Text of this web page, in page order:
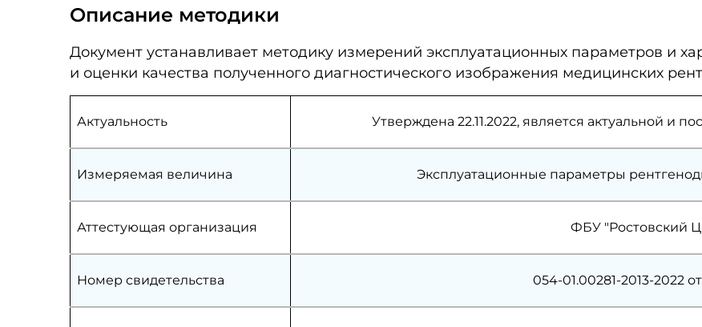
Описание методики
Документ устанавливает методику измерений эксплуатационных параметров и
и оценки качества полученного диагностического изображения медицинских
Актуальность Утверждена 22.11.2022, является актуальной и
Измеряемая величина Эксплуатационные параметры
Аттестующая организация ФБУ "Ростовский
Номер свидетельства 054-01.00281-2013-2022 от